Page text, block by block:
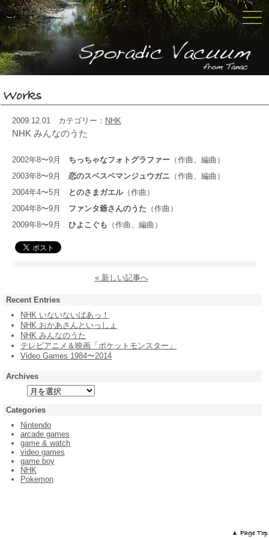
2009.12.01 カテゴリー： NHK
NHK みんなのうた
2002年8〜9月 ちっちゃなフォトグラファー （作曲、編曲）
2003年8〜9月 恋のスベスベマンジュウガニ （作曲、編曲）
2004年4〜5月
とのさまガエル（作曲）
2004年8〜9月 ファンタ爺さんのうた （作曲）
2009年8〜9月 ひよこぐも （作曲、編曲）
« 新しい記事へ
Recent Entries
NHK いないないばあっ！
NHK おかあさんといっしょ
NHK みんなのうた
テレビアニメ＆映画「ポケットモンスター」
Video Games 1984〜2014
Archives
Categories
Nintendo
arcade games
game & watch
video games
game boy
NHK
Pokemon